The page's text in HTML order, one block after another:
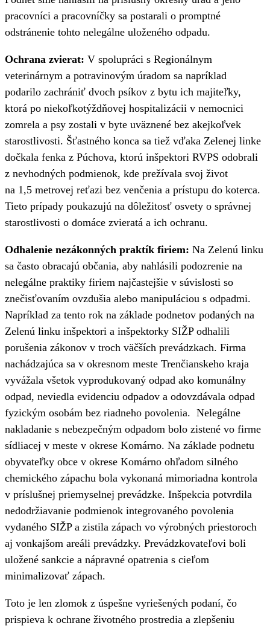
pracovníci a pracovníčky sa postarali o promptné
odstránenie tohto nelegálne uloženého odpadu.
Ochrana zvierat: V spolupráci s Regionálnym
veterinárnym a potravinovým úradom sa napríklad
podarilo zachrániť dvoch psíkov z bytu ich majiteľky,
ktorá po niekoľkotýždňovej hospitalizácii v nemocnici
zomrela a psy zostali v byte uväznené bez akejkoľvek
starostlivosti. Šťastného konca sa tiež vďaka Zelenej linke
dočkala fenka z Púchova, ktorú inšpektori RVPS odobrali
z nevhodných podmienok, kde prežívala svoj život
na 1,5 metrovej reťazi bez venčenia a prístupu do koterca.
Tieto prípady poukazujú na dôležitosť osvety o správnej
starostlivosti o domáce zvieratá a ich ochranu.
Odhalenie nezákonných praktík firiem: Na Zelenú linku
sa často obracajú občania, aby nahlásili podozrenie na
nelegálne praktiky firiem najčastejšie v súvislosti so
znečisťovaním ovzdušia alebo manipuláciou s odpadmi.
Napríklad za tento rok na základe podnetov podaných na
Zelenú linku inšpektori a inšpektorky SIŽP odhalili
porušenia zákonov v troch väčších prevádzkach. Firma
nachádzajúca sa v okresnom meste Trenčianskeho kraja
vyvážala všetok vyprodukovaný odpad ako komunálny
odpad, neviedla evidenciu odpadov a odovzdávala odpad
fyzickým osobám bez riadneho povolenia. Nelegálne
nakladanie s nebezpečným odpadom bolo zistené vo firme
sídliacej v meste v okrese Komárno. Na základe podnetu
obyvateľky obce v okrese Komárno ohľadom silného
chemického zápachu bola vykonaná mimoriadna kontrola
v príslušnej priemyselnej prevádzke. Inšpekcia potvrdila
nedodržiavanie podmienok integrovaného povolenia
vydaného SIŽP a zistila zápach vo výrobných priestoroch
aj vonkajšom areáli prevádzky. Prevádzkovateľovi boli
uložené sankcie a nápravné opatrenia s cieľom
minimalizovať zápach.
Toto je len zlomok z úspešne vyriešených podaní, čo
prispieva k ochrane životného prostredia a zlepšeniu